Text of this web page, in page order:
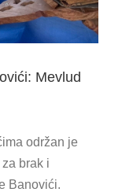
Mevlud
održan je
brak i
Banovići.